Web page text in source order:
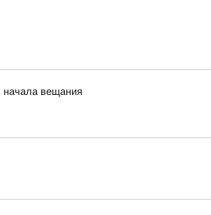
начала вещания